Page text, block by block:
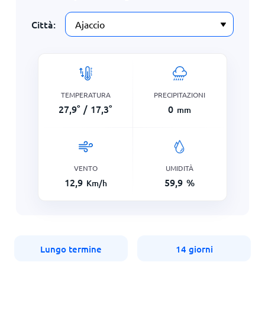
Città:
TEMPERATURA
27,9° / 17,3°
PRECIPITAZIONI
0 mm
VENTO
12,9 Km/h
UMIDITÀ
59,9 %
Lungo termine 14 giorni